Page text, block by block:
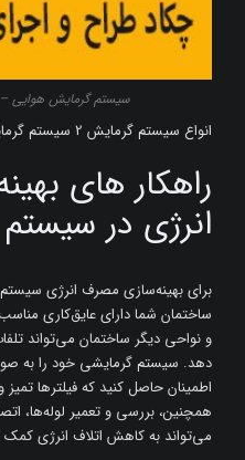
سیستم گرمایش هوایی
انواع سیستم گرمایش 2 سیستم گرمایش هوایی
راهکار های
انرژی در
برای بهینه‌سازی مصرف انرژی
ساختمان شما دارای عایق‌کاری
و نواحی دیگر ساختمان می‌تواند
دهد. سیستم گرمایشی خود را به
اطمینان حاصل کنید که فیلترها
همچنین، بررسی و تعمیر لوله‌ها،
می‌تواند به کاهش اتلاف انرژی کمک